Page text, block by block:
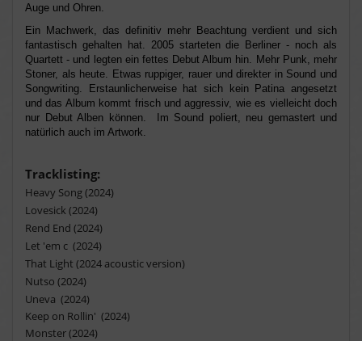
Auge und Ohren.
Ein Machwerk, das definitiv mehr Beachtung verdient und sich
fantastisch gehalten hat. 2005 starteten die Berliner - noch als
Quartett - und legten ein fettes Debut Album hin. Mehr Punk, mehr
Stoner, als heute. Etwas ruppiger, rauer und direkter in Sound und
Songwriting. Erstaunlicherweise hat sich kein Patina angesetzt
und das Album kommt frisch und aggressiv, wie es vielleicht doch
nur Debut Alben können. Im Sound poliert, neu gemastert und
natürlich auch im Artwork.
Tracklisting:
Heavy Song (2024)
Lovesick (2024)
Rend End (2024)
Let 'em c (2024)
That Light (2024 acoustic version)
Nutso (2024)
Uneva (2024)
Keep on Rollin' (2024)
Monster (2024)